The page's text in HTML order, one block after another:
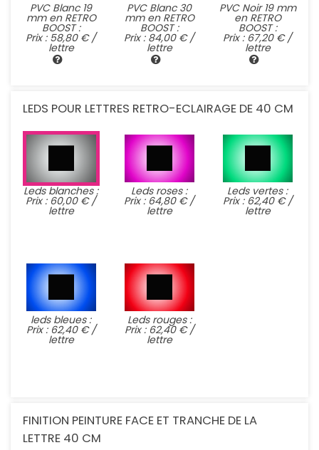
PVC Blanc 19
mm en RETRO
BOOST :
Prix : 58,80 € /
lettre
PVC Blanc 30
mm en RETRO
BOOST :
Prix : 84,00 € /
lettre
PVC Noir 19 mm
en RETRO
BOOST :
Prix : 67,20 € /
lettre
LEDS POUR LETTRES RETRO-ECLAIRAGE DE 40 CM
Leds blanches :
Prix : 60,00 € /
lettre
Leds roses :
Prix : 64,80 € /
lettre
Leds vertes :
Prix : 62,40 € /
lettre
leds bleues :
Prix : 62,40 € /
lettre
Leds rouges :
Prix : 62,40 € /
lettre
FINITION PEINTURE FACE ET TRANCHE DE LA
LETTRE 40 CM